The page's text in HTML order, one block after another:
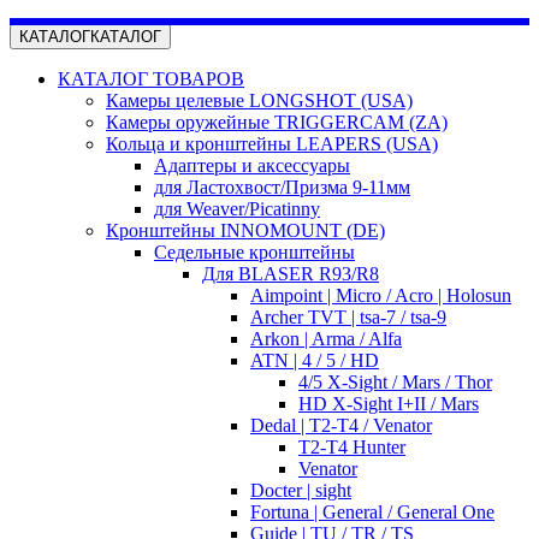
КАТАЛОГКАТАЛОГ
КАТАЛОГ ТОВАРОВ
Камеры целевые LONGSHOT (USA)
Камеры оружейные TRIGGERCAM (ZA)
Кольца и кронштейны LEAPERS (USA)
Адаптеры и аксессуары
для Ластохвост/Призма 9-11мм
для Weaver/Picatinny
Кронштейны INNOMOUNT (DE)
Седельные кронштейны
Для BLASER R93/R8
Aimpoint | Micro / Acro | Holosun
Archer TVT | tsa-7 / tsa-9
Arkon | Arma / Alfa
ATN | 4 / 5 / HD
4/5 X-Sight / Mars / Thor
HD X-Sight I+II / Mars
Dedal | T2-T4 / Venator
T2-T4 Hunter
Venator
Docter | sight
Fortuna | General / General One
Guide | TU / TR / TS